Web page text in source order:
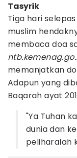
Tasyrik
Tiga hari
muslim
membaca doa
memanjatkan
Adapun yang
Baqarah ayat
"Ya Tuhan
dunia dan
peliharalah